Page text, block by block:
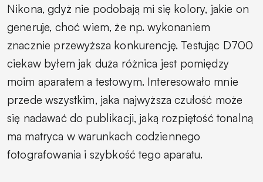
Nikona, gdyż nie podobają mi się kolory, jakie on
generuje, choć wiem, że np. wykonaniem
znacznie przewyższa konkurencję. Testując D700
ciekaw byłem jak duża różnica jest pomiędzy
moim aparatem a testowym. Interesowało mnie
przede wszystkim, jaka najwyższa czułość może
się nadawać do publikacji, jaką rozpiętość tonalną
ma matryca w warunkach codziennego
fotografowania i szybkość tego aparatu.